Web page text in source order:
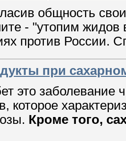
общность
- "утопим
против России.
при
это заболевание
которое
Кроме того,